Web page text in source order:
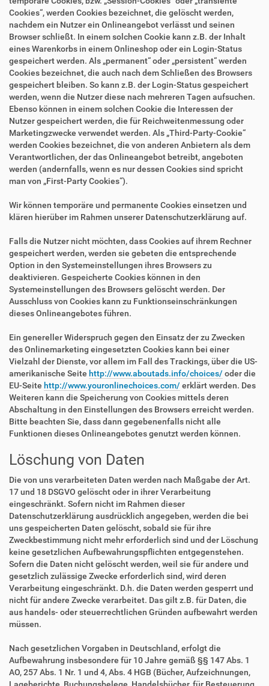
Cookies“, werden Cookies bezeichnet, die gelöscht werden,
nachdem ein Nutzer ein Onlineangebot verlässt und seinen
Browser schließt. In einem solchen Cookie kann z.B. der Inhalt
eines Warenkorbs in einem Onlineshop oder ein Login-Status
gespeichert werden. Als „permanent“ oder „persistent“ werden
Cookies bezeichnet, die auch nach dem Schließen des Browsers
gespeichert bleiben. So kann z.B. der Login-Status gespeichert
werden, wenn die Nutzer diese nach mehreren Tagen aufsuchen.
Ebenso können in einem solchen Cookie die Interessen der
Nutzer gespeichert werden, die für Reichweitenmessung oder
Marketingzwecke verwendet werden. Als „Third-Party-Cookie“
werden Cookies bezeichnet, die von anderen Anbietern als dem
Verantwortlichen, der das Onlineangebot betreibt, angeboten
werden (andernfalls, wenn es nur dessen Cookies sind spricht
man von „First-Party Cookies“).
Wir können temporäre und permanente Cookies einsetzen und
klären hierüber im Rahmen unserer Datenschutzerklärung auf.
Falls die Nutzer nicht möchten, dass Cookies auf ihrem Rechner
gespeichert werden, werden sie gebeten die entsprechende
Option in den Systemeinstellungen ihres Browsers zu
deaktivieren. Gespeicherte Cookies können in den
Systemeinstellungen des Browsers gelöscht werden. Der
Ausschluss von Cookies kann zu Funktionseinschränkungen
dieses Onlineangebotes führen.
Ein genereller Widerspruch gegen den Einsatz der zu Zwecken
des Onlinemarketing eingesetzten Cookies kann bei einer
Vielzahl der Dienste, vor allem im Fall des Trackings, über die US-
amerikanische Seite http://www.aboutads.info/choices/ oder die
EU-Seite http://www.youronlinechoices.com/ erklärt werden. Des
Weiteren kann die Speicherung von Cookies mittels deren
Abschaltung in den Einstellungen des Browsers erreicht werden.
Bitte beachten Sie, dass dann gegebenenfalls nicht alle
Funktionen dieses Onlineangebotes genutzt werden können.
Löschung von Daten
Die von uns verarbeiteten Daten werden nach Maßgabe der Art.
17 und 18 DSGVO gelöscht oder in ihrer Verarbeitung
eingeschränkt. Sofern nicht im Rahmen dieser
Datenschutzerklärung ausdrücklich angegeben, werden die bei
uns gespeicherten Daten gelöscht, sobald sie für ihre
Zweckbestimmung nicht mehr erforderlich sind und der Löschung
keine gesetzlichen Aufbewahrungspflichten entgegenstehen.
Sofern die Daten nicht gelöscht werden, weil sie für andere und
gesetzlich zulässige Zwecke erforderlich sind, wird deren
Verarbeitung eingeschränkt. D.h. die Daten werden gesperrt und
nicht für andere Zwecke verarbeitet. Das gilt z.B. für Daten, die
aus handels- oder steuerrechtlichen Gründen aufbewahrt werden
müssen.
Nach gesetzlichen Vorgaben in Deutschland, erfolgt die
Aufbewahrung insbesondere für 10 Jahre gemäß §§ 147 Abs. 1
AO, 257 Abs. 1 Nr. 1 und 4, Abs. 4 HGB (Bücher, Aufzeichnungen,